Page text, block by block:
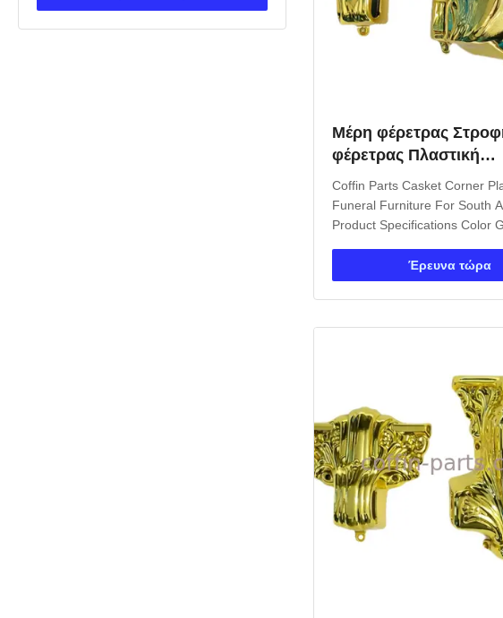
Μέρη φέρετρας
φέρετρας Πλαστική
κηδειοτεχνική έπιπλα
Νότια Αμερική
Coffin Parts Casket Corner
Funeral Furniture For South
Product Specifications Color
Adult Place of Origin Zhejiang,
Payment Mode T/T, Western
Market South America
Product Description Standard
Έρευνα τώρα